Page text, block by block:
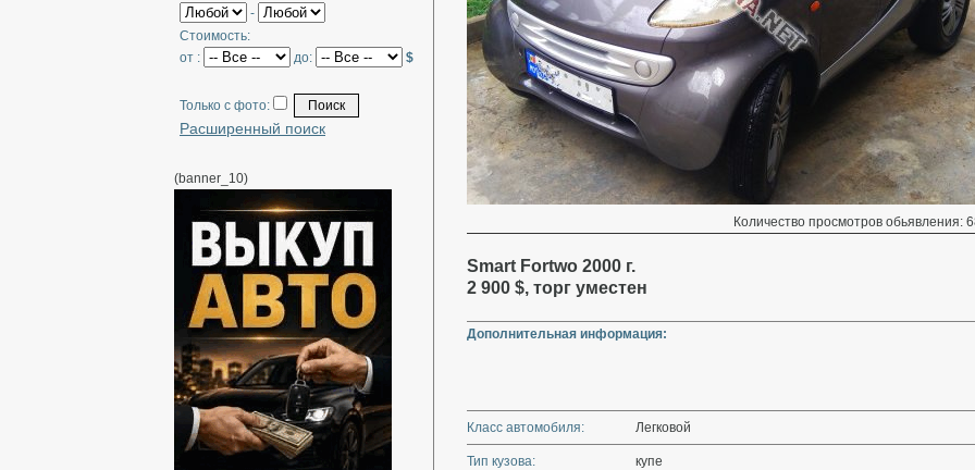
-
Стоимость:
от :
до: $
Только с фото:
Расширенный поиск
(banner_10)
Количество просмотров обьявления:
Smart Fortwo 2000 г.
2 900 $, торг уместен
Дополнительная информация:
Класс автомобиля: Легковой
Тип кузова: купе